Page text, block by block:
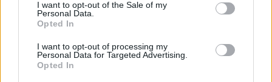
I want to opt-out of the Sale of my
Personal Data.
Opted In
I want to opt-out of processing my
Personal Data for Targeted Advertising.
Opted In